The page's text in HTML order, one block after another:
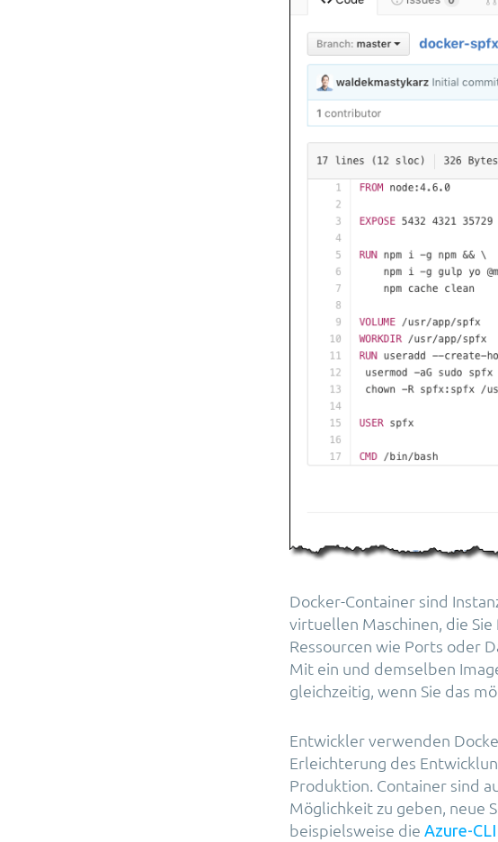
Docker-Container sind
virtuellen Maschinen, die
Ressourcen wie Ports oder
Mit ein und demselben
gleichzeitig, wenn Sie das
Entwickler verwenden
Erleichterung des
Produktion. Container sind
Möglichkeit zu geben, neue
beispielsweise die Azure-